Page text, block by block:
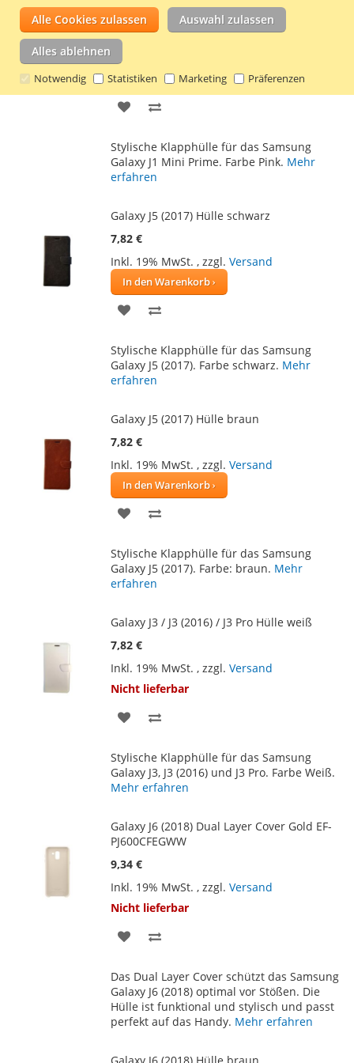
Alle Cookies zulassen Auswahl zulassen
Alles ablehnen
Notwendig Statistiken Marketing Präferenzen
Galaxy J1 Mini Prime Hülle Rosa
7,82 €
Inkl. 19% MwSt.
In den Warenkorb
ZUR
HINZUFÜGEN
HINZUFÜGEN
Stylische Klapphülle für das Samsung
Galaxy J1 Mini Prime. Farbe Pink. Mehr
erfahren
Galaxy J5 (2017) Hülle schwarz
7,82 €
Inkl. 19% MwSt. , zzgl. Versand
In den Warenkorb
ZUR
HINZUFÜGEN
HINZUFÜGEN
Stylische Klapphülle für das Samsung
Galaxy J5 (2017). Farbe schwarz. Mehr
erfahren
Galaxy J5 (2017) Hülle braun
7,82 €
Inkl. 19% MwSt. , zzgl. Versand
In den Warenkorb
ZUR
HINZUFÜGEN
HINZUFÜGEN
Stylische Klapphülle für das Samsung
Galaxy J5 (2017). Farbe: braun. Mehr
erfahren
Galaxy J3 / J3 (2016) / J3 Pro Hülle weiß
7,82 €
Inkl. 19% MwSt. , zzgl. Versand
Nicht lieferbar
ZUR
HINZUFÜGEN
HINZUFÜGEN
Stylische Klapphülle für das Samsung
Galaxy J3, J3 (2016) und J3 Pro. Farbe Weiß.
Mehr erfahren
Galaxy J6 (2018) Dual Layer Cover Gold EF-
PJ600CFEGWW
9,34 €
Inkl. 19% MwSt. , zzgl. Versand
Nicht lieferbar
ZUR
HINZUFÜGEN
HINZUFÜGEN
Das Dual Layer Cover schützt das Samsung
Galaxy J6 (2018) optimal vor Stößen. Die
Hülle ist funktional und stylisch und passt
perfekt auf das Handy. Mehr erfahren